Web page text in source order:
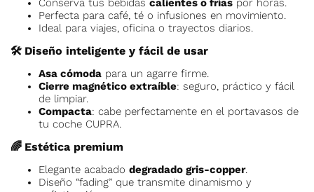
Conserva tus bebidas calientes o frías por horas.
Perfecta para café, té o infusiones en movimiento.
Ideal para viajes, oficina o trayectos diarios.
🛠️ Diseño inteligente y fácil de usar
Asa cómoda para un agarre firme.
Cierre magnético extraíble: seguro, práctico y fácil
de limpiar.
Compacta: cabe perfectamente en el portavasos de
tu coche CUPRA.
🌈 Estética premium
Elegante acabado degradado gris-copper.
Diseño “fading” que transmite dinamismo y